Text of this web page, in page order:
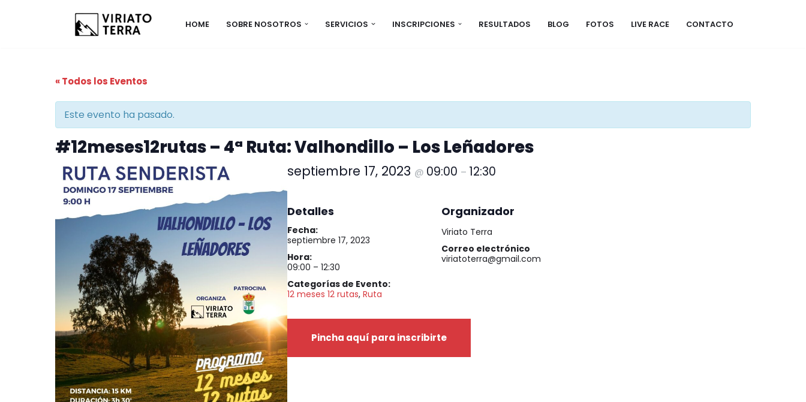
HOME SOBRE NOSOTROS SERVICIOS INSCRIPCIONES RESULTADOS BLOG FOTOS LIVE RACE CONTACTO
« Todos los Eventos
Este evento ha pasado.
#12meses12rutas – 4ª Ruta: Valhondillo – Los Leñadores
septiembre 17, 2023 @ 09:00 – 12:30
Detalles
Fecha:
septiembre 17, 2023
Hora:
09:00 – 12:30
Categorías de Evento:
12 meses 12 rutas, Ruta
Organizador
Viriato Terra
Correo electrónico
viriatoterra@gmail.com
Pincha aquí para inscribirte